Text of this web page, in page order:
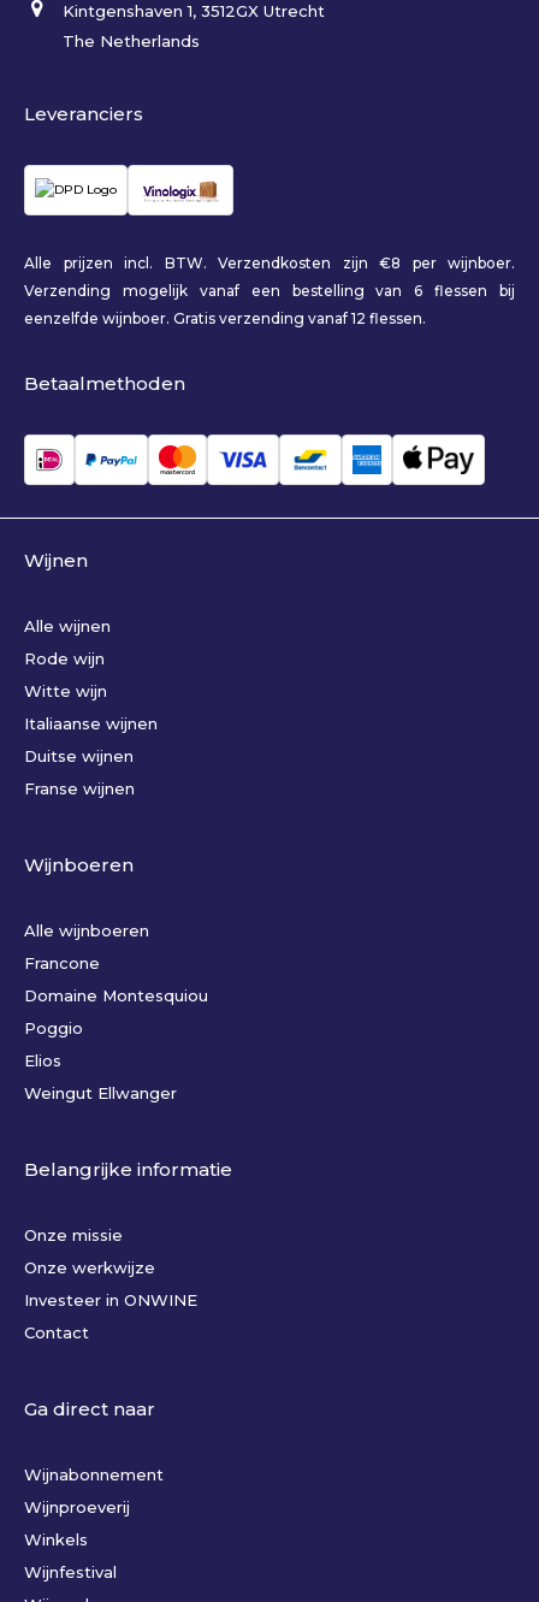
Kintgenshaven 1, 3512GX Utrecht
The Netherlands
Leveranciers
Alle prijzen incl. BTW. Verzendkosten zijn €8 per wijnboer.
Verzending mogelijk vanaf een bestelling van 6 flessen bij
eenzelfde wijnboer. Gratis verzending vanaf 12 flessen.
Betaalmethoden
Wijnen
Alle wijnen
Rode wijn
Witte wijn
Italiaanse wijnen
Duitse wijnen
Franse wijnen
Wijnboeren
Alle wijnboeren
Francone
Domaine Montesquiou
Poggio
Elios
Weingut Ellwanger
Belangrijke informatie
Onze missie
Onze werkwijze
Investeer in ONWINE
Contact
Ga direct naar
Wijnabonnement
Wijnproeverij
Winkels
Wijnfestival